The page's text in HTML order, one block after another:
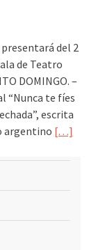
del 2
de Teatro
DOMINGO. –
“Nunca te fíes
escrita
argentino […]